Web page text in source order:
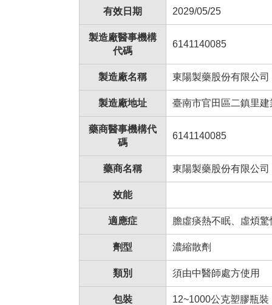
有效日期 2029/05/25
製造廠醫事機構
代碼
6141140085
製造廠名稱 東陽製藥股份有限公司
製造廠地址 臺南市官田區二鎮里
藥商醫事機構代
碼
6141140085
藥商名稱 東陽製藥股份有限公司
效能
適應症 膽虛痰熱不眠、虛煩
劑型 濃縮散劑
類別 須由中醫師處方使用
包裝 12~1000公克塑膠瓶裝